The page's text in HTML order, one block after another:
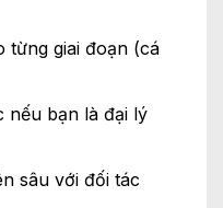
từng giai đoạn (cá
nếu bạn là đại lý
sâu với đối tác